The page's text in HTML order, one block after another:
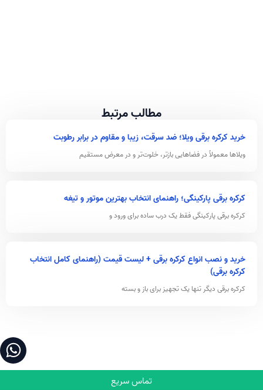
مطالب مرتبط
خرید کرکره برقی ویلا؛ ضد سرقت، زیبا و مقاوم در برابر رطوبت
ویلاها معمولاً در فضاهایی بازتر، خلوت‌تر و در معرض مستقیم
کرکره برقی پارکینگی؛ راهنمای انتخاب بهترین موتور و تیغه
کرکره برقی پارکینگی فقط یک درب ساده برای ورود و
خرید و نصب انواع کرکره برقی + لیست قیمت (راهنمای کامل انتخاب
کرکره برقی)
کرکره برقی دیگر تنها یک تجهیز برای باز و بسته
تماس سریع